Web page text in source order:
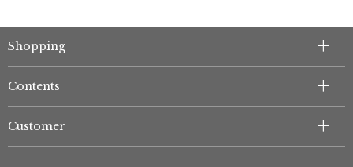
Shopping
Contents
Customer